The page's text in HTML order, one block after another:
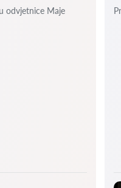
odvjetnice Maje